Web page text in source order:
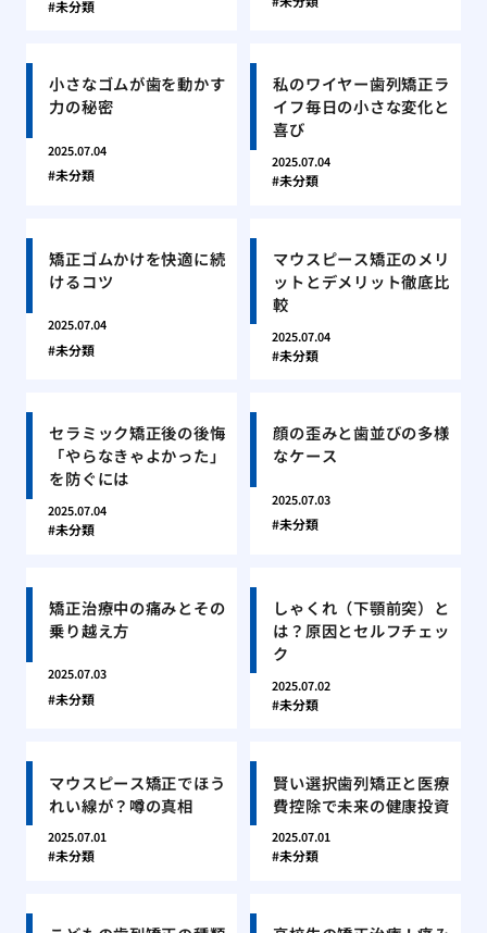
未分類
小さなゴムが歯を動かす
力の秘密
2025.07.04
未分類
私のワイヤー歯列矯正ラ
イフ毎日の小さな変化と
喜び
2025.07.04
未分類
矯正ゴムかけを快適に続
けるコツ
2025.07.04
未分類
マウスピース矯正のメリ
ットとデメリット徹底比
較
2025.07.04
未分類
セラミック矯正後の後悔
「やらなきゃよかった」
を防ぐには
2025.07.04
未分類
顔の歪みと歯並びの多様
なケース
2025.07.03
未分類
矯正治療中の痛みとその
乗り越え方
2025.07.03
未分類
しゃくれ（下顎前突）と
は？原因とセルフチェッ
ク
2025.07.02
未分類
マウスピース矯正でほう
れい線が？噂の真相
2025.07.01
未分類
賢い選択歯列矯正と医療
費控除で未来の健康投資
2025.07.01
未分類